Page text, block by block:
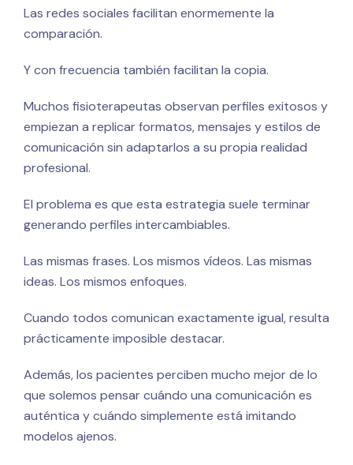
Las redes sociales facilitan enormemente la
comparación.
Y con frecuencia también facilitan la copia.
Muchos fisioterapeutas observan perfiles exitosos y
empiezan a replicar formatos, mensajes y estilos de
comunicación sin adaptarlos a su propia realidad
profesional.
El problema es que esta estrategia suele terminar
generando perfiles intercambiables.
Las mismas frases. Los mismos vídeos. Las mismas
ideas. Los mismos enfoques.
Cuando todos comunican exactamente igual, resulta
prácticamente imposible destacar.
Además, los pacientes perciben mucho mejor de lo
que solemos pensar cuándo una comunicación es
auténtica y cuándo simplemente está imitando
modelos ajenos.